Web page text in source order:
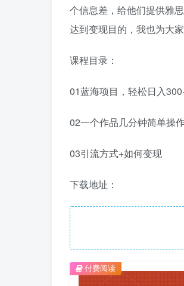
个信息差，给他们提供雅
达到变现目的，我也为大
课程目录：
01蓝海项目，轻松日入
02一个作品几分钟简单操
03引流方式+如何变现
下载地址：
付费阅读